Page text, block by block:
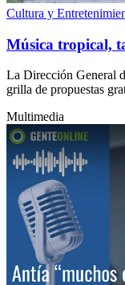
Cultura y
Música tropical,
La Dirección General
grilla de propuestas
Multimedia